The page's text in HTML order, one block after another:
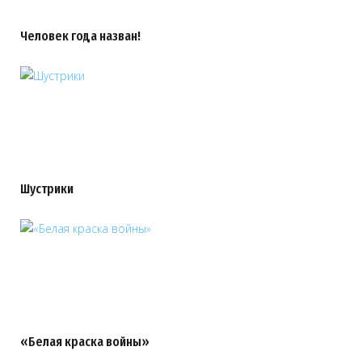
Человек года назван!
Шустрики
«Белая краска войны»